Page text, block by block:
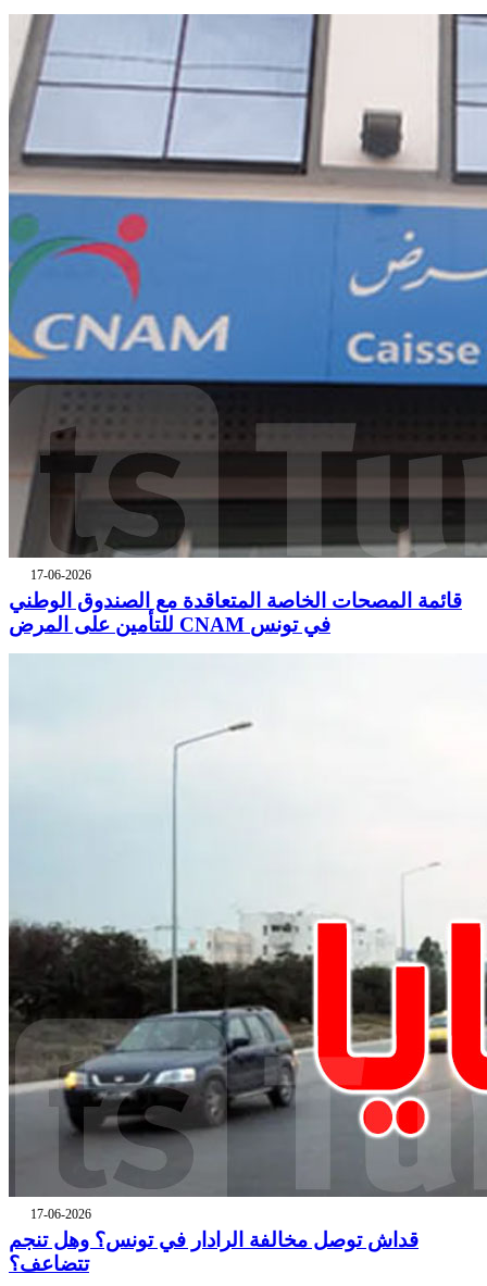
17-06-2026
قائمة المصحات الخاصة المتعاقدة مع الصندوق الوطني
للتأمين على المرض CNAM في تونس
17-06-2026
قداش توصل مخالفة الرادار في تونس؟ وهل تنجم
تتضاعف؟